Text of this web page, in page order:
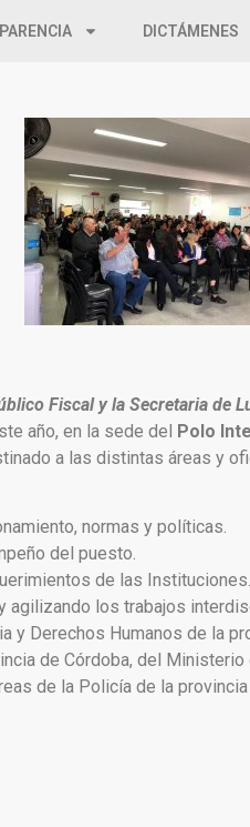
DICTÁMENES
Fiscal y la Secretaria de
año, en la sede del Polo
a las distintas áreas y
normas y políticas.
del puesto.
de las Instituciones.
agilizando los trabajos
Derechos Humanos de la
de Córdoba, del Ministerio
de la Policía de la